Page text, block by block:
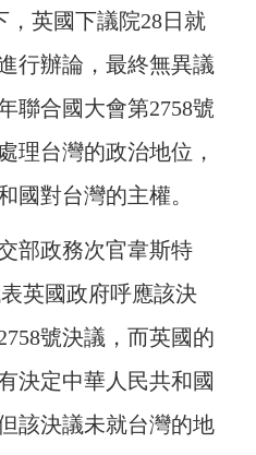
，英國下議院28日就
行辦論，最終無異議
聯合國大會第2758號
理台灣的政治地位，
國對台灣的主權。
部政務次官韋斯特
表英國政府呼應該決
號決議，而英國的
決定中華人民共和國
該決議未就台灣的地